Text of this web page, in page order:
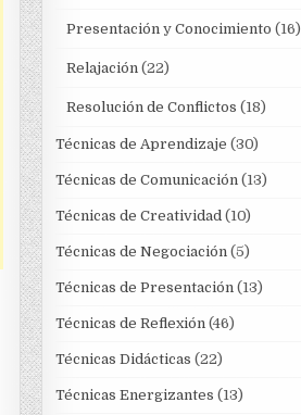
Presentación y Conocimiento (16)
Relajación(22)
Resolución de Conflictos (18)
Técnicas de Aprendizaje (30)
Técnicas de Comunicación(13)
Técnicas de Creatividad(10)
Técnicas de Negociación(5)
Técnicas de Presentación(13)
Técnicas de Reflexión(46)
Técnicas Didácticas (22)
Técnicas Energizantes (13)